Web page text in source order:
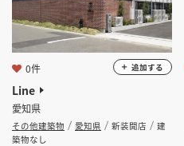
Line
愛知県
その他建築物 愛知県 新装開店
建
築物なし
0件 追加する